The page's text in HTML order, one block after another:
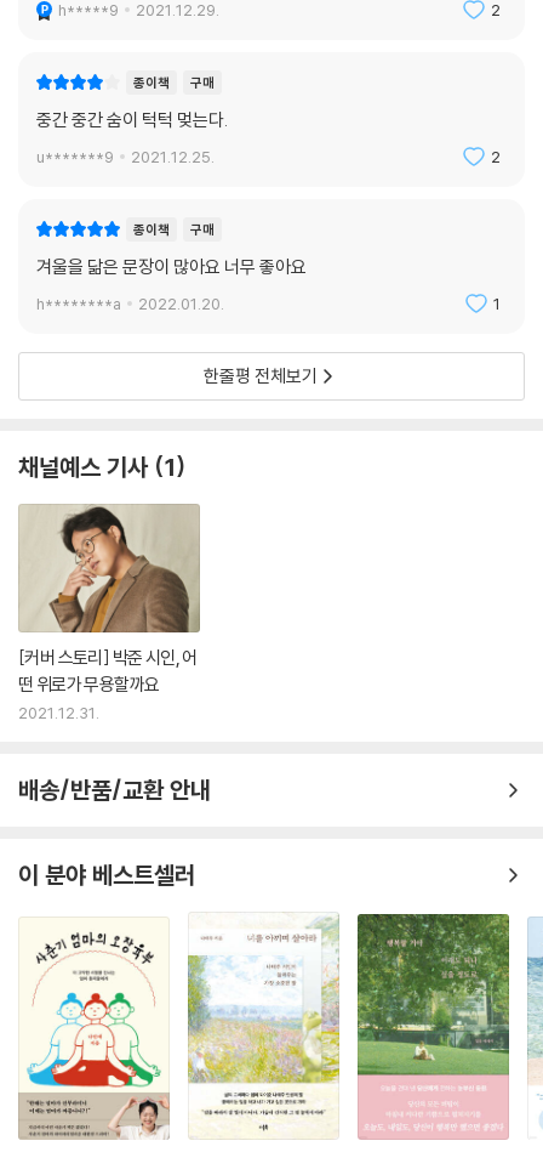
h*****9 2021.12.29. 2
종이책 구매
중간 중간 숨이 턱턱 멎는다.
u*******9 2021.12.25. 2
종이책 구매
겨울을 닮은 문장이 많아요 너무 좋아요
h********a 2022.01.20. 1
한줄평 전체보기
채널예스 기사 1
[커버 스토리] 박준 시인, 어
떤 위로가 무용할까요
2021.12.31.
배송/반품/교환 안내
이 분야 베스트셀러